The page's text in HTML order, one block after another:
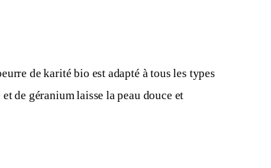
de karité bio est adapté à tous les types
de géranium laisse la peau douce et